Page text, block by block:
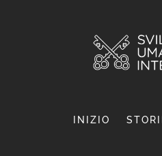
INIZIO